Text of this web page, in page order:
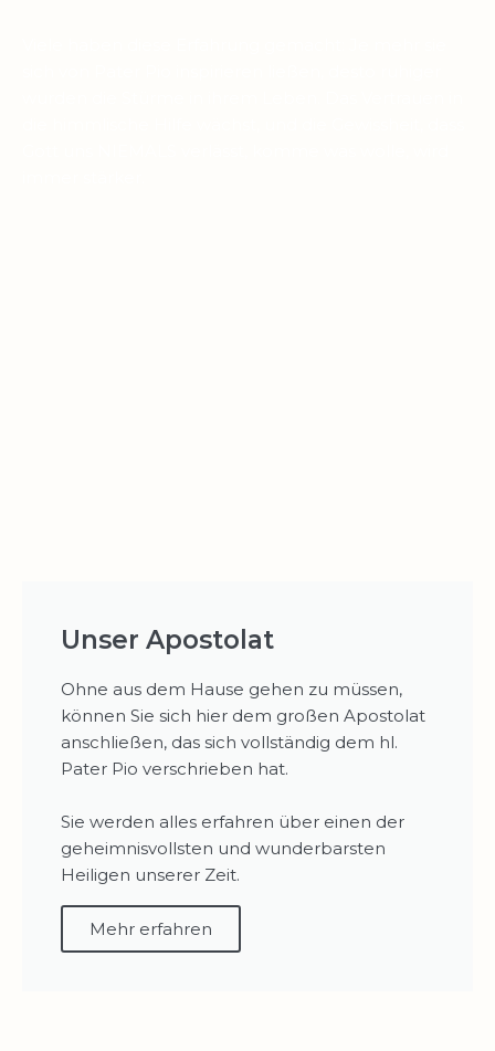
Unser Apostolat
Ohne aus dem Hause gehen zu müssen,
können Sie sich hier dem großen Apostolat
anschließen, das sich vollständig dem hl.
Pater Pio verschrieben hat.
Sie werden alles erfahren über einen der
geheimnisvollsten und wunderbarsten
Heiligen unserer Zeit.
Mehr erfahren